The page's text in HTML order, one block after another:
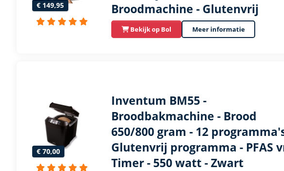
€ 149,95
Broodmachine - Glutenvrij
Bekijk op Bol Meer informatie
€ 70,00
Inventum BM55 -
Broodbakmachine - Brood
650/800 gram - 12
Glutenvrij programma - PFAS
Timer - 550 watt - Zwart